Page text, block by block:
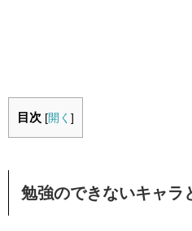
目次 [開く ]
勉強のできないキャラ